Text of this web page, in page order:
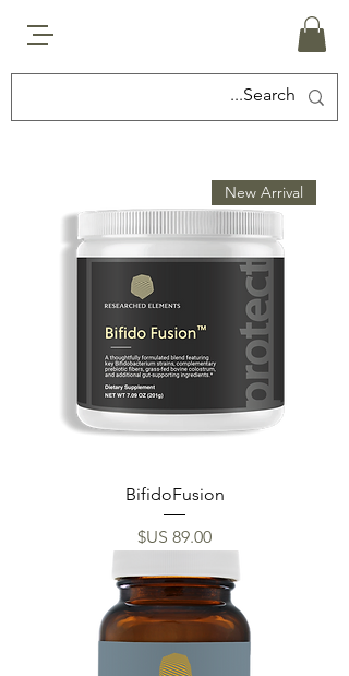
New Arrival
BifidoFusion
السعر